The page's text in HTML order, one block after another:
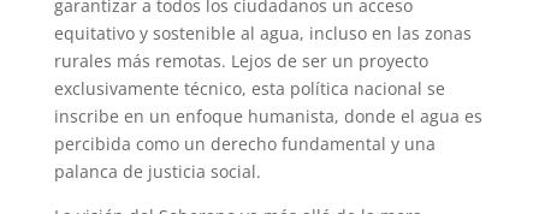
garantizar a todos los ciudadanos un acceso
equitativo y sostenible al agua, incluso en las zonas
rurales más remotas. Lejos de ser un proyecto
exclusivamente técnico, esta política nacional se
inscribe en un enfoque humanista, donde el agua es
percibida como un derecho fundamental y una
palanca de justicia social.